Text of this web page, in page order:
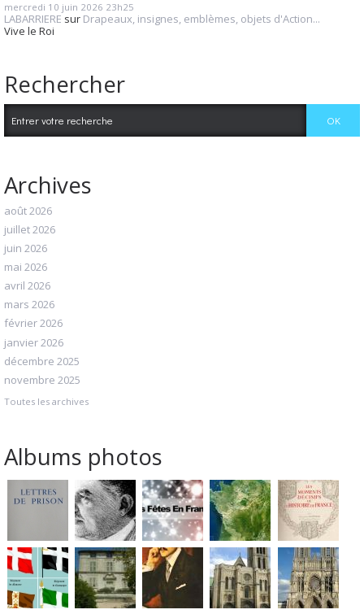
mercredi 10 juin 2026 23h25
LABARRIERE sur Drapeaux, insignes, emblèmes, objets d'Action...
Vive le Roi
Rechercher
Archives
août 2026
juillet 2026
juin 2026
mai 2026
avril 2026
mars 2026
février 2026
janvier 2026
décembre 2025
novembre 2025
Toutes les archives
Albums photos